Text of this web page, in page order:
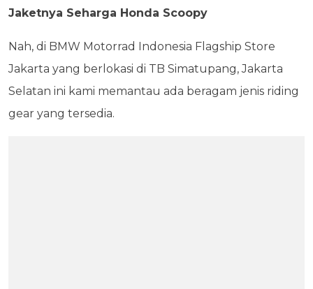
Jaketnya Seharga Honda Scoopy
Nah, di BMW Motorrad Indonesia Flagship Store
Jakarta yang berlokasi di TB Simatupang, Jakarta
Selatan ini kami memantau ada beragam jenis riding
gear yang tersedia.